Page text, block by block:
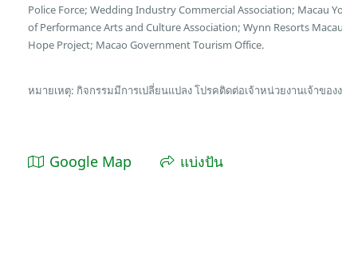
Police Force; Wedding Industry Commercial Association; Macau
of Performance Arts and Culture Association; Wynn Resorts
Hope Project; Macao Government Tourism Office.
หมายเหตุ: กิจกรรมมีการเปลี่ยนแปลง โปรคติดต่อเจ้าหน่วยงานเจ้าของ
Google Map แบ่งปัน